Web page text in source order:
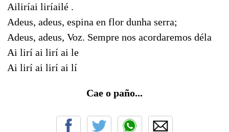
Ailiríai liríailé .
Adeus, adeus, espina en flor dunha serra;
Adeus, adeus, Voz. Sempre nos acordaremos déla
Ai lirí ai lirí ai le
Ai lirí ai lirí ai lí
Cae o paño...